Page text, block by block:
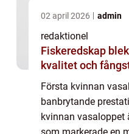
02 april 2026 admin
redaktionel
Fiskeredskap blekinge
kvalitet och
Första kvinnan
banbrytande
kvinnan vasaloppet